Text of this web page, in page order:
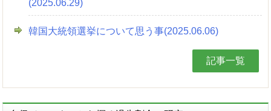
(2025.06.29)
韓国大統領選挙について思う事(2025.06.06)
記事一覧